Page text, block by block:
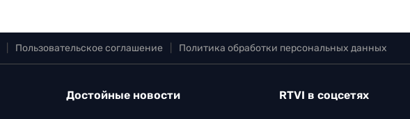
Пользовательское соглашение Политика обработки персональных данных
Достойные новости RTVI в соцсетях